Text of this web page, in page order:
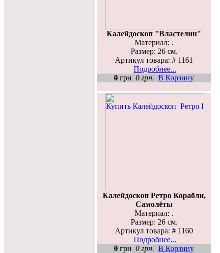
Калейдоскоп "Властелин"
Материал: .
Размер: 26 см.
Артикул товара: # 1161
Подробнее...
0 грн 0 грн. В Корзину
Калейдоскоп Ретро Корабли,
Самолёты
Материал: .
Размер: 26 см.
Артикул товара: # 1160
Подробнее...
0 грн 0 грн. В Корзину